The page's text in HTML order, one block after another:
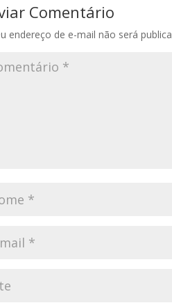
Comentário
endereço de e-mail não será